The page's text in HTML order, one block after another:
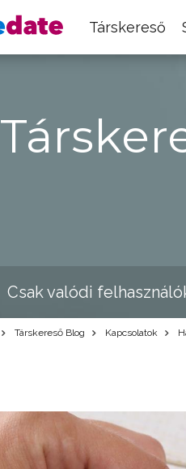
Társkereső
Csak valódi
Társkereső Blog Kapcsolatok